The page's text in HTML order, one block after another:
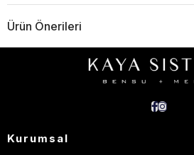
Ürün Önerileri
Kurumsal